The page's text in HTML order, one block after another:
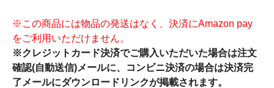
※この商品には物品の発送はなく、決済にAmazon pay
をご利用いただけません。
※クレジットカード決済でご購入いただいた場合は注文
確認(自動送信)メールに、コンビニ決済の場合は決済完
了メールにダウンロードリンクが掲載されます。